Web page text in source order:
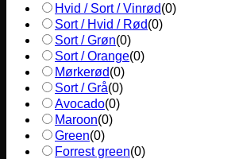
Hvid / Sort / Vinrød(0)
Sort / Hvid / Rød(0)
Sort / Grøn(0)
Sort / Orange(0)
Mørkerød(0)
Sort / Grå(0)
Avocado(0)
Maroon(0)
Green(0)
Forrest green(0)